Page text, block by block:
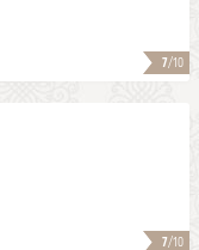
7/10
7/10